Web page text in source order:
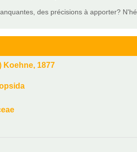
des précisions à apporter?
Koehne, 1877